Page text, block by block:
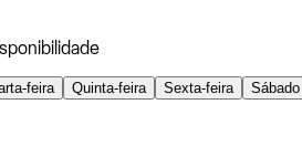
feira Quinta-feira Sexta-feira Sábado